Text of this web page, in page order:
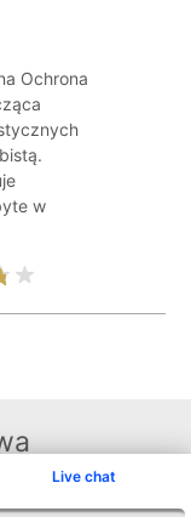
Live chat
Ochrona
w